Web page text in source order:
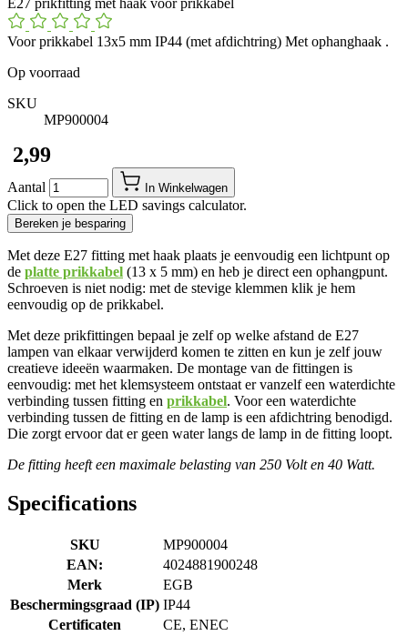
Voor prikkabel 13x5 mm IP44 (met afdichtring) Met ophanghaak .
Op voorraad
SKU
MP900004
​ 2,99
Aantal In Winkelwagen
Click to open the LED savings calculator.
Bereken je besparing
Met deze E27 fitting met haak plaats je eenvoudig een lichtpunt op
de platte prikkabel (13 x 5 mm) en heb je direct een ophangpunt.
Schroeven is niet nodig: met de stevige klemmen klik je hem
eenvoudig op de prikkabel.
Met deze prikfittingen bepaal je zelf op welke afstand de E27
lampen van elkaar verwijderd komen te zitten en kun je zelf jouw
creatieve ideeën waarmaken. De montage van de fittingen is
eenvoudig: met het klemsysteem ontstaat er vanzelf een waterdichte
verbinding tussen fitting en prikkabel. Voor een waterdichte
verbinding tussen de fitting en de lamp is een afdichtring benodigd.
Die zorgt ervoor dat er geen water langs de lamp in de fitting loopt.
De fitting heeft een maximale belasting van 250 Volt en 40 Watt.
Specifications
SKU
MP900004
EAN:
4024881900248
Merk
EGB
Beschermingsgraad (IP) IP44
Certificaten
CE, ENEC